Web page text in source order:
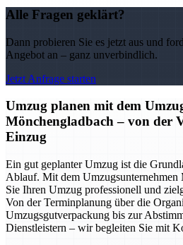
Alle Fragen geklärt?
Dann probieren Sie es jetzt aus und
Angebot an – ganz unverbindlich.
Jetzt Anfrage starten
Umzug planen mit dem
Mönchengladbach – von der
Einzug
Ein gut geplanter Umzug ist die
Ablauf. Mit dem Umzugsunternehmen
Sie Ihren Umzug professionell und
Von der Terminplanung über die
Umzugsgutverpackung bis zur
Dienstleistern – wir begleiten Sie mit